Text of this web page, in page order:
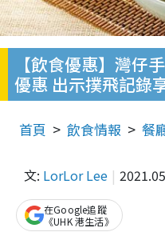
【飲食優惠】灣
優惠 出示撲飛記錄
首頁 飲食情報 餐
文: LorLor Lee
在Google追蹤
《UHK 港生活》